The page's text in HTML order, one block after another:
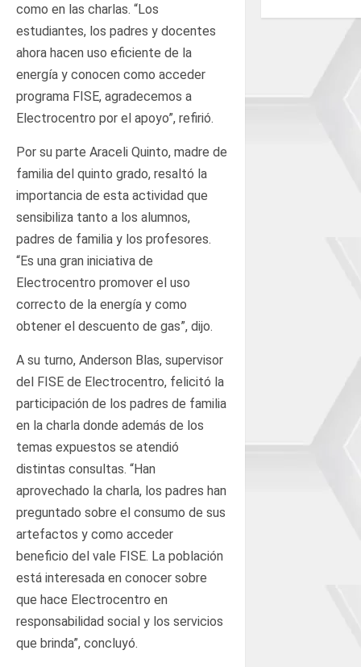
como en las charlas. “Los
estudiantes, los padres y docentes
ahora hacen uso eficiente de la
energía y conocen como acceder
programa FISE, agradecemos a
Electrocentro por el apoyo”, refirió.
Por su parte Araceli Quinto, madre de
familia del quinto grado, resaltó la
importancia de esta actividad que
sensibiliza tanto a los alumnos,
padres de familia y los profesores.
“Es una gran iniciativa de
Electrocentro promover el uso
correcto de la energía y como
obtener el descuento de gas”, dijo.
A su turno, Anderson Blas, supervisor
del FISE de Electrocentro, felicitó la
participación de los padres de familia
en la charla donde además de los
temas expuestos se atendió
distintas consultas. “Han
aprovechado la charla, los padres han
preguntado sobre el consumo de sus
artefactos y como acceder
beneficio del vale FISE. La población
está interesada en conocer sobre
que hace Electrocentro en
responsabilidad social y los servicios
que brinda”, concluyó.